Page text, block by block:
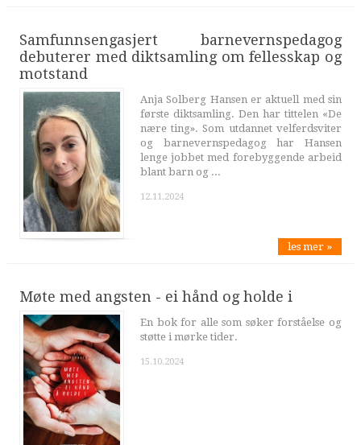
Samfunnsengasjert barnevernspedagog
debuterer med diktsamling om fellesskap og
motstand
Anja Solberg Hansen er aktuell med sin
første diktsamling. Den har tittelen «De
nære ting». Som utdannet velferdsviter
og barnevernspedagog har Hansen
lenge jobbet med forebyggende arbeid
blant barn og ...
12.11.2024
les mer »
Møte med angsten - ei hånd og holde i
En bok for alle som søker forståelse og
støtte i mørke tider.
15.10.2024